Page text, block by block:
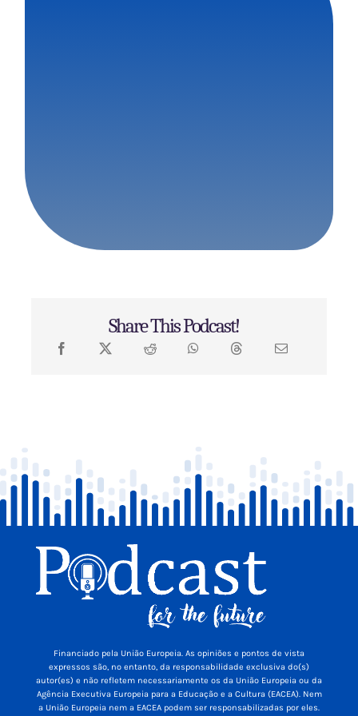
Share This Podcast!
Financiado pela União Europeia. As opiniões e pontos de vista
expressos são, no entanto, da responsabilidade exclusiva do(s)
autor(es) e não refletem necessariamente os da União Europeia ou da
Agência Executiva Europeia para a Educação e a Cultura (EACEA). Nem
a União Europeia nem a EACEA podem ser responsabilizadas por eles.